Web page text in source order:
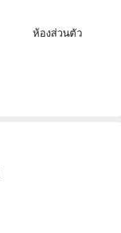
ห้องส่วนตัว